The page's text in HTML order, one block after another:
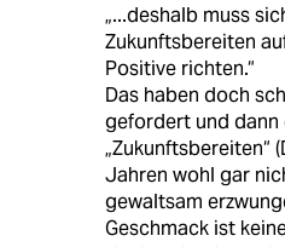
„...deshalb muss
Zukunftsbereiten
Positive richten.“
Das haben doch
gefordert und dann
„Zukunftsbereiten“
Jahren wohl gar
gewaltsam
Geschmack ist